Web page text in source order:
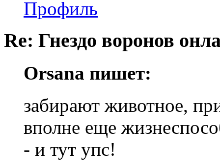
Профиль
Re: Гнездо воронов
Orsana пишет:
забирают животное,
вполне еще
- и тут упс!